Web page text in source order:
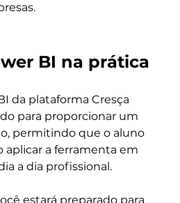
BI na prática
da plataforma Cresça
para proporcionar um
permitindo que o aluno
a ferramenta em
a dia profissional.
estará preparado para